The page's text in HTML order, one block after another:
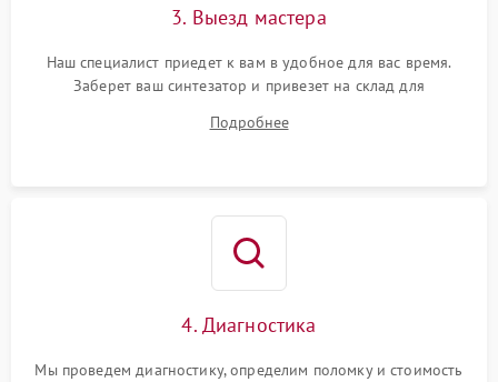
3. Выезд мастера
Наш специалист приедет к вам в удобное для вас время.
Заберет ваш синтезатор и привезет на склад для
Подробнее
4. Диагностика
Мы проведем диагностику, определим поломку и стоимость